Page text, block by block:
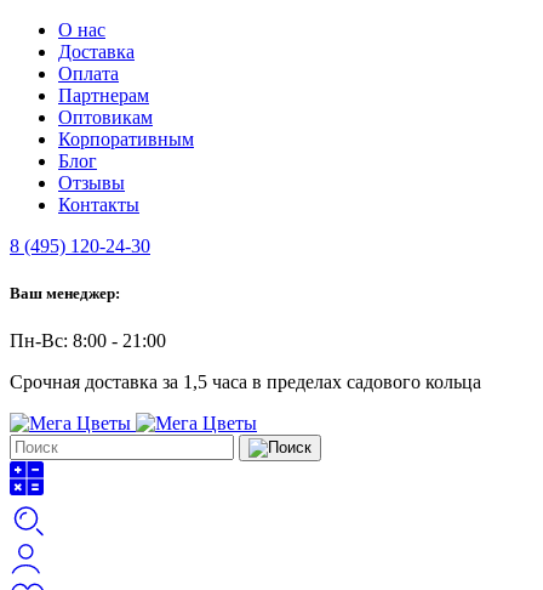
О нас
Доставка
Оплата
Партнерам
Оптовикам
Корпоративным
Блог
Отзывы
Контакты
8 (495) 120-24-30
Ваш менеджер:
Пн-Вс: 8:00 - 21:00
Срочная доставка за 1,5 часа в пределах садового кольца